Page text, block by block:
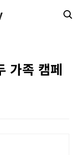
가족 캠페